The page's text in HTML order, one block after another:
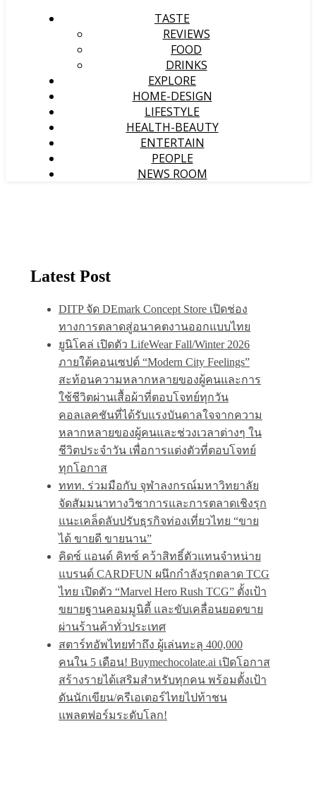
TASTE
REVIEWS
FOOD
DRINKS
EXPLORE
HOME-DESIGN
LIFESTYLE
HEALTH-BEAUTY
ENTERTAIN
PEOPLE
NEWS ROOM
Latest Post
DITP จัด DEmark Concept Store เปิดช่อง
ทางการตลาดสู่อนาคตงานออกแบบไทย
ยูนิโคล่ เปิดตัว LifeWear Fall/Winter 2026
ภายใต้คอนเซปต์ “Modern City Feelings”
สะท้อนความหลากหลายของผู้คนและการ
ใช้ชีวิตผ่านเสื้อผ้าที่ตอบโจทย์ทุกวัน
คอลเลคชันที่ได้รับแรงบันดาลใจจากความ
หลากหลายของผู้คนและช่วงเวลาต่างๆ ใน
ชีวิตประจำวัน เพื่อการแต่งตัวที่ตอบโจทย์
ทุกโอกาส
ททท. ร่วมมือกับ จุฬาลงกรณ์มหาวิทยาลัย
จัดสัมมนาทางวิชาการและการตลาดเชิงรุก
แนะเคล็ดลับปรับธุรกิจท่องเที่ยวไทย “ขาย
ได้ ขายดี ขายนาน”
คิดซ์ แอนด์ คิทซ์ คว้าสิทธิ์ตัวแทนจำหน่าย
แบรนด์ CARDFUN ผนึกกำลังรุกตลาด TCG
ไทย เปิดตัว “Marvel Hero Rush TCG” ตั้งเป้า
ขยายฐานคอมมูนิตี้ และขับเคลื่อนยอดขาย
ผ่านร้านค้าทั่วประเทศ
สตาร์ทอัพไทยทำถึง ผู้เล่นทะลุ 400,000
คนใน 5 เดือน! Buymechocolate.ai เปิดโอกาส
สร้างรายได้เสริมสำหรับทุกคน พร้อมตั้งเป้า
ดันนักเขียน/ครีเอเตอร์ไทยไปท้าชน
แพลตฟอร์มระดับโลก!